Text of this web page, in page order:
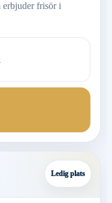
erbjuder frisör i
Ledig plats